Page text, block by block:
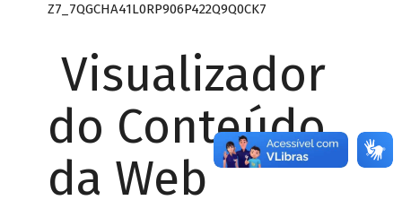
Z7_7QGCHA41L0RP906P422Q9Q0CK7
Visualizador
do Conteúdo
da Web